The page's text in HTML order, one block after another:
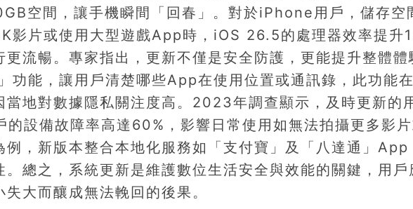
空間，讓手機瞬間「回春」。對於iPhone用戶，儲存空
影片或使用大型遊戲App時，iOS 26.5的處理器效率提升
更流暢。專家指出，更新不僅是安全防護，更能提升整體體
功能，讓用戶清楚哪些App在使用位置或通訊錄，此功能
當地對數據隱私關注度高。2023年調查顯示，及時更新的
的設備故障率高達60%，影響日常使用如無法拍攝更多影
例，新版本整合本地化服務如「支付寶」及「八達通」App
總之，系統更新是維護數位生活安全與效能的關鍵，用戶
大而釀成無法輓回的後果。